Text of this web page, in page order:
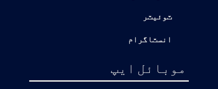
ٽوئيٽر
انسٽاگرام
موبائل ايپ